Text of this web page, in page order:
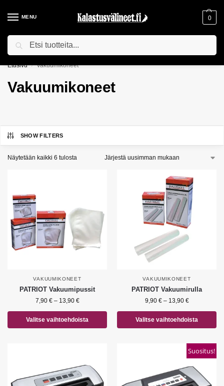
MENU 0
ILMAINEN TOIMITUS YLI 75€ TILAUKSILLE!
Etusivu / Vakuumikoneet
Vakuumikoneet
SHOW FILTERS
Näytetään kaikki 6 tulosta
VAKUUMIKONEET
PATRIOT Vakuumipussit
7,90 € – 13,90 €
Valitse vaihtoehdoista
VAKUUMIKONEET
PATRIOT Vakuumirulla
9,90 € – 13,90 €
Valitse vaihtoehdoista
Suositus!